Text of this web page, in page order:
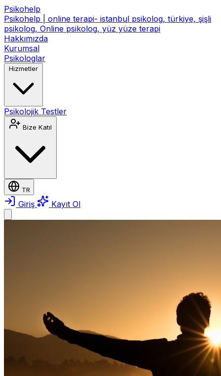
Psikohelp
Psikohelp | online terapi- istanbul psikolog, türkiye, şişli
psikolog, Online psikolog, yüz yüze terapi
Hakkımızda
Kurumsal
Psikologlar
Hizmetler
Psikolojik Testler
Bize Katıl
TR
Giriş Kayıt Ol